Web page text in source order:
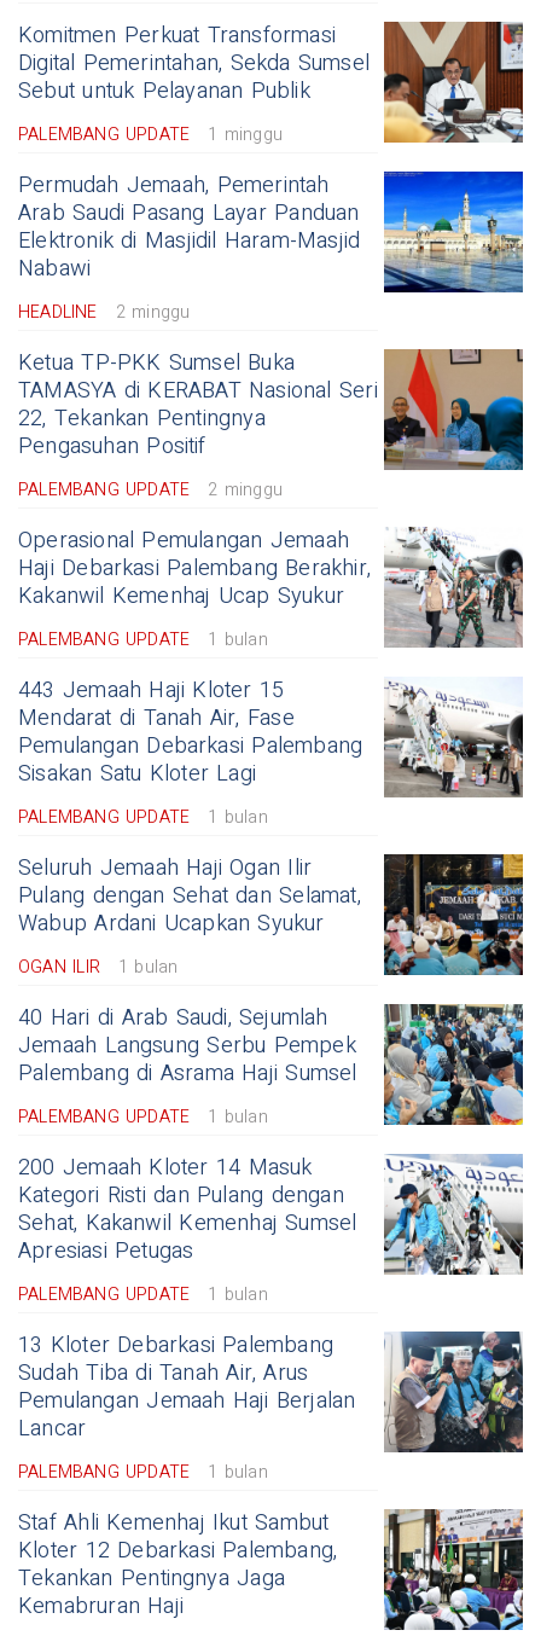
Komitmen Perkuat Transformasi
Digital Pemerintahan, Sekda Sumsel
Sebut untuk Pelayanan Publik
PALEMBANG UPDATE 1 minggu
Permudah Jemaah, Pemerintah
Arab Saudi Pasang Layar Panduan
Elektronik di Masjidil Haram-Masjid
Nabawi
HEADLINE 2 minggu
Ketua TP-PKK Sumsel Buka
TAMASYA di KERABAT Nasional Seri
22, Tekankan Pentingnya
Pengasuhan Positif
PALEMBANG UPDATE 2 minggu
Operasional Pemulangan Jemaah
Haji Debarkasi Palembang Berakhir,
Kakanwil Kemenhaj Ucap Syukur
PALEMBANG UPDATE 1 bulan
443 Jemaah Haji Kloter 15
Mendarat di Tanah Air, Fase
Pemulangan Debarkasi Palembang
Sisakan Satu Kloter Lagi
PALEMBANG UPDATE 1 bulan
Seluruh Jemaah Haji Ogan Ilir
Pulang dengan Sehat dan Selamat,
Wabup Ardani Ucapkan Syukur
OGAN ILIR 1 bulan
40 Hari di Arab Saudi, Sejumlah
Jemaah Langsung Serbu Pempek
Palembang di Asrama Haji Sumsel
PALEMBANG UPDATE 1 bulan
200 Jemaah Kloter 14 Masuk
Kategori Risti dan Pulang dengan
Sehat, Kakanwil Kemenhaj Sumsel
Apresiasi Petugas
PALEMBANG UPDATE 1 bulan
13 Kloter Debarkasi Palembang
Sudah Tiba di Tanah Air, Arus
Pemulangan Jemaah Haji Berjalan
Lancar
PALEMBANG UPDATE 1 bulan
Staf Ahli Kemenhaj Ikut Sambut
Kloter 12 Debarkasi Palembang,
Tekankan Pentingnya Jaga
Kemabruran Haji